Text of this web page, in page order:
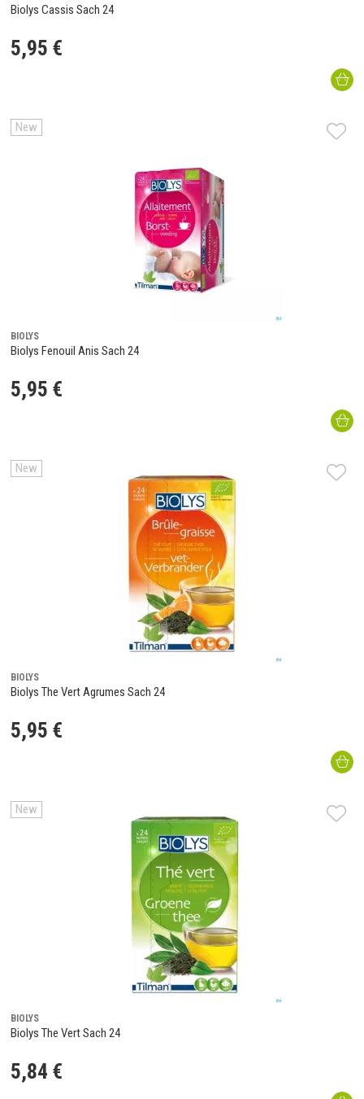
Biolys Cassis Sach 24
5,95 €
New
BIOLYS
Biolys Fenouil Anis Sach 24
5,95 €
New
BIOLYS
Biolys The Vert Agrumes Sach 24
5,95 €
New
BIOLYS
Biolys The Vert Sach 24
5,84 €